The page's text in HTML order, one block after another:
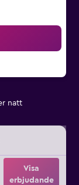
natt
Visa
erbjudande